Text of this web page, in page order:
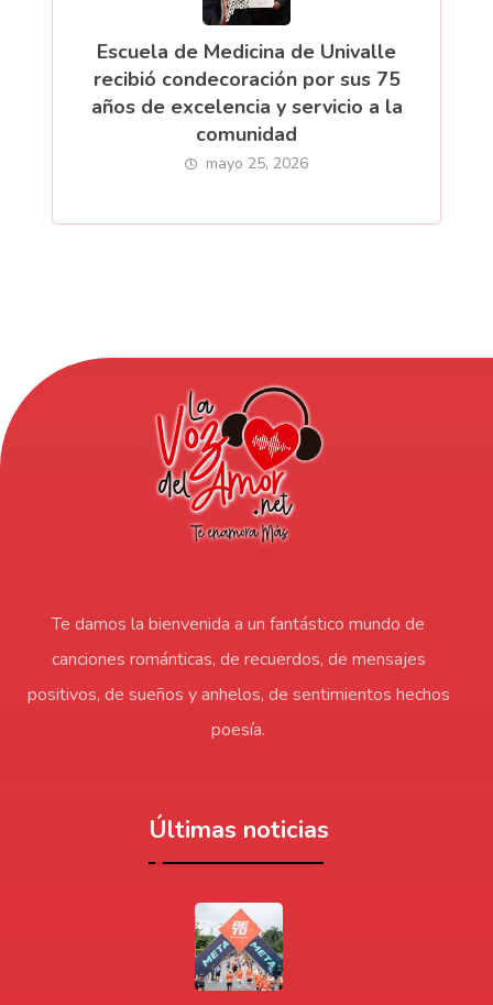
Escuela de Medicina de Univalle
recibió condecoración por sus 75
años de excelencia y servicio a la
comunidad
mayo 25, 2026
Te damos la bienvenida a un fantástico mundo de
canciones románticas, de recuerdos, de mensajes
positivos, de sueños y anhelos, de sentimientos hechos
poesía.
Últimas noticias